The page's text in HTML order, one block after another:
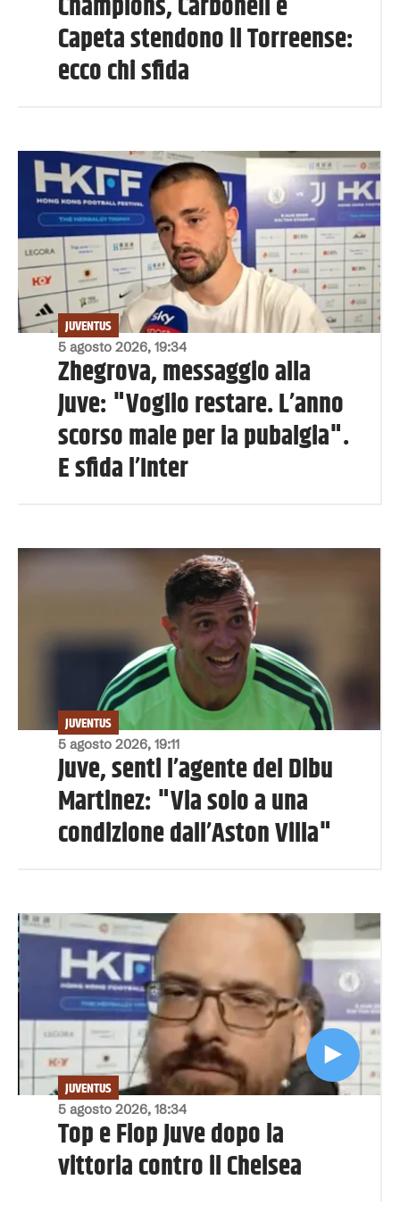
Capeta stendono il Torreense:
ecco chi sfida
5 agosto 2026, 19:34
JUVENTUS
Zhegrova, messaggio alla
Juve: "Voglio restare. L’anno
scorso male per la pubalgia".
E sfida l’Inter
5 agosto 2026, 19:11
JUVENTUS
Juve, senti l’agente del Dibu
Martinez: "Via solo a una
condizione dall’Aston Villa"
5 agosto 2026, 18:34
JUVENTUS
Top e Flop Juve dopo la
vittoria contro il Chelsea